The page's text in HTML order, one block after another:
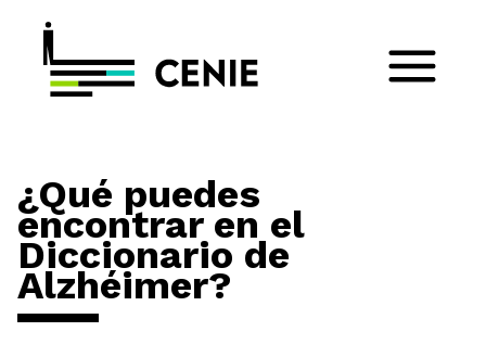
¿Qué puedes
encontrar en el
Diccionario de
Alzhéimer?